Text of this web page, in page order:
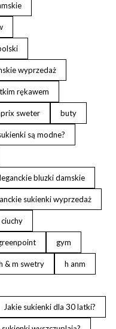
wyprzedaż
rękawem
sweter buty
są modne?
bluzki damskie
sukienki wyprzedaż
gym
& m swetry h anm
Jakie sukienki dla 30 latki?